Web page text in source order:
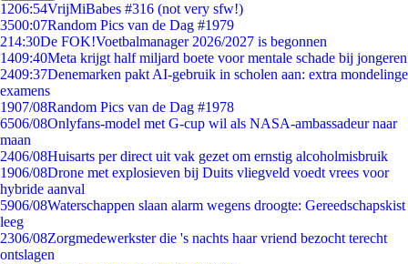
1206:54VrijMiBabes #316 (not very sfw!)
3500:07Random Pics van de Dag #1979
214:30De FOK!Voetbalmanager 2026/2027 is begonnen
1409:40Meta krijgt half miljard boete voor mentale schade bij jongeren
2409:37Denemarken pakt AI-gebruik in scholen aan: extra mondelinge
examens
1907/08Random Pics van de Dag #1978
6506/08Onlyfans-model met G-cup wil als NASA-ambassadeur naar
maan
2406/08Huisarts per direct uit vak gezet om ernstig alcoholmisbruik
1906/08Drone met explosieven bij Duits vliegveld voedt vrees voor
hybride aanval
5906/08Waterschappen slaan alarm wegens droogte: Gereedschapskist
leeg
2306/08Zorgmedewerkster die 's nachts haar vriend bezocht terecht
ontslagen